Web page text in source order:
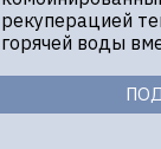
рекуперацией
горячей воды